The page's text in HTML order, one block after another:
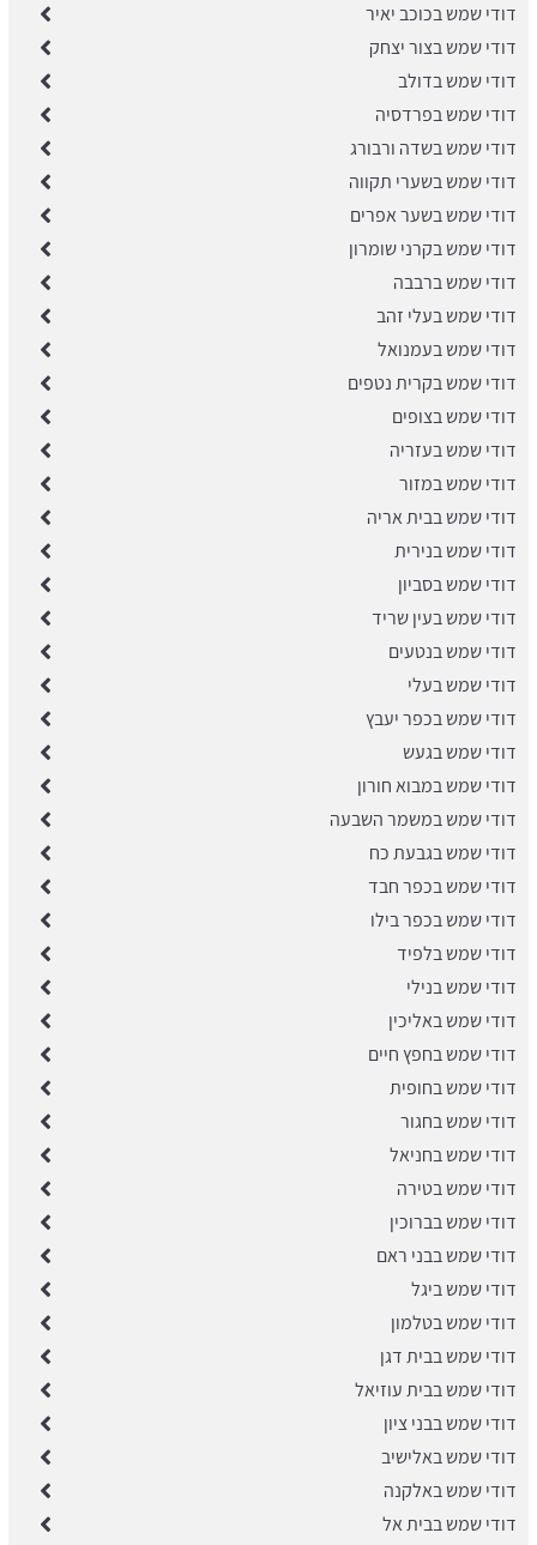
דודי שמש בכוכב יאיר
דודי שמש בצור יצחק
דודי שמש בדולב
דודי שמש בפרדסיה
דודי שמש בשדה ורבורג
דודי שמש בשערי תקווה
דודי שמש בשער אפרים
דודי שמש בקרני שומרון
דודי שמש ברבבה
דודי שמש בעלי זהב
דודי שמש בעמנואל
דודי שמש בקרית נטפים
דודי שמש בצופים
דודי שמש בעזריה
דודי שמש במזור
דודי שמש בבית אריה
דודי שמש בנירית
דודי שמש בסביון
דודי שמש בעין שריד
דודי שמש בנטעים
דודי שמש בעלי
דודי שמש בכפר יעבץ
דודי שמש בגעש
דודי שמש במבוא חורון
דודי שמש במשמר השבעה
דודי שמש בגבעת כח
דודי שמש בכפר חבד
דודי שמש בכפר בילו
דודי שמש בלפיד
דודי שמש בנילי
דודי שמש באליכין
דודי שמש בחפץ חיים
דודי שמש בחופית
דודי שמש בחגור
דודי שמש בחניאל
דודי שמש בטירה
דודי שמש בברוכין
דודי שמש בבני ראם
דודי שמש ביגל
דודי שמש בטלמון
דודי שמש בבית דגן
דודי שמש בבית עוזיאל
דודי שמש בבני ציון
דודי שמש באלישיב
דודי שמש באלקנה
דודי שמש בבית אל